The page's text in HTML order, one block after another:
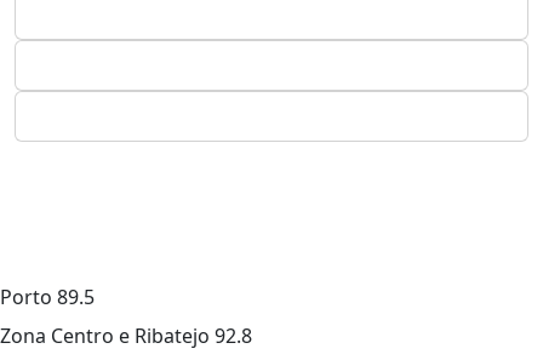
Porto 89.5
Zona Centro e Ribatejo 92.8